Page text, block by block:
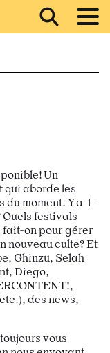
Un
qui aborde les
moment. Y a-t-
Quels festivals
fait-on pour gérer
nouveau culte? Et
Ghinzu, Selah
Diego,
des news,
vous